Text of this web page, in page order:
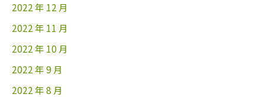
2022 年 12 月
2022 年 11 月
2022 年 10 月
2022 年 9 月
2022 年 8 月